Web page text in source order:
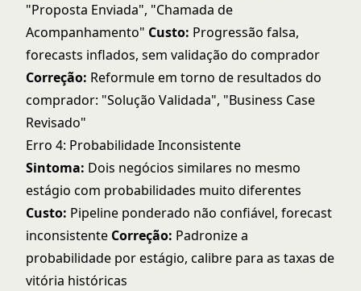
"Proposta Enviada", "Chamada de
Acompanhamento" Custo: Progressão falsa,
forecasts inflados, sem validação do comprador
Correção: Reformule em torno de resultados do
comprador: "Solução Validada", "Business Case
Revisado"
Erro 4: Probabilidade Inconsistente
Sintoma: Dois negócios similares no mesmo
estágio com probabilidades muito diferentes
Custo: Pipeline ponderado não confiável, forecast
inconsistente Correção: Padronize a
probabilidade por estágio, calibre para as taxas de
vitória históricas